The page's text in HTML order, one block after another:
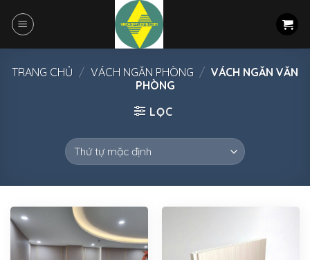
TRANG CHỦ / VÁCH NGĂN PHÒNG / VÁCH NGĂN VĂN
PHÒNG
LỌC